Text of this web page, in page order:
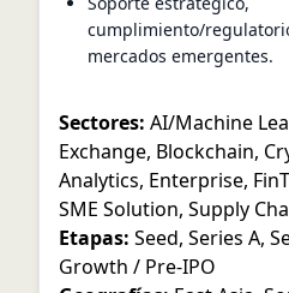
cumplimiento/
mercados emergentes.
Sectores: AI/Machine
Exchange, Blockchain,
Analytics, Enterprise,
SME Solution, Supply
Etapas: Seed, Series A,
Growth / Pre-IPO